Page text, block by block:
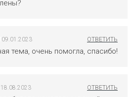
09.01.2023
тема, очень помогла, спасибо!
18.08.2023